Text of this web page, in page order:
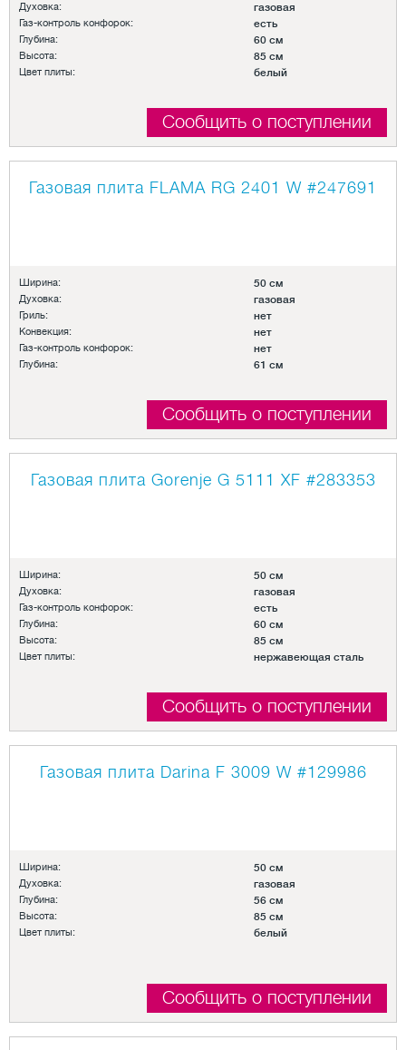
Духовка: газовая
Газ-контроль конфорок: есть
Глубина: 60 см
Высота: 85 см
Цвет плиты: белый
Сообщить о поступлении
Газовая плита FLAMA RG 2401 W #247691
Ширина: 50 см
Духовка: газовая
Гриль: нет
Конвекция: нет
Газ-контроль конфорок: нет
Глубина: 61 см
Сообщить о поступлении
Газовая плита Gorenje G 5111 XF #283353
Ширина: 50 см
Духовка: газовая
Газ-контроль конфорок: есть
Глубина: 60 см
Высота: 85 см
Цвет плиты: нержавеющая сталь
Сообщить о поступлении
Газовая плита Darina F 3009 W #129986
Ширина: 50 см
Духовка: газовая
Глубина: 56 см
Высота: 85 см
Цвет плиты: белый
Сообщить о поступлении